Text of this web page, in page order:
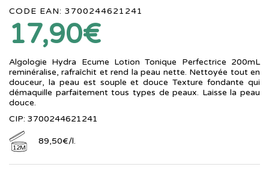
CODE EAN: 3700244621241
17,90€
Algologie Hydra Ecume Lotion Tonique Perfectrice 200mL
reminéralise, rafraîchit et rend la peau nette. Nettoyée tout en
douceur, la peau est souple et douce Texture fondante qui
démaquille parfaitement tous types de peaux. Laisse la peau
douce.
CIP: 3700244621241
12M
89,50€/l.